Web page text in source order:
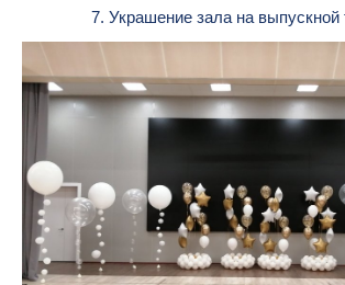
7. Украшение зала на выпускной